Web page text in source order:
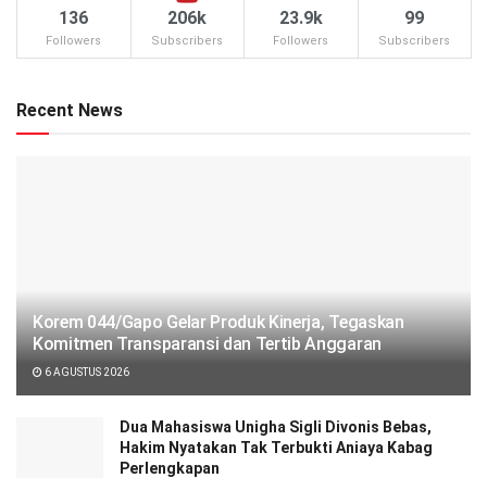
136
Followers
206k
Subscribers
23.9k
Followers
99
Subscribers
Recent News
Korem 044/Gapo Gelar Produk Kinerja, Tegaskan
Komitmen Transparansi dan Tertib Anggaran
6 AGUSTUS 2026
Dua Mahasiswa Unigha Sigli Divonis Bebas,
Hakim Nyatakan Tak Terbukti Aniaya Kabag
Perlengkapan